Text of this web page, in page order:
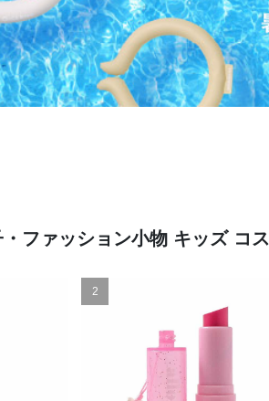
ファッション小物 キッズ コ
2